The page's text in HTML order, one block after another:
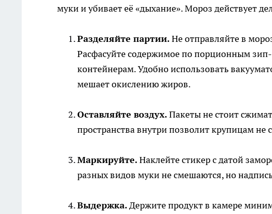
муки и убивает её «дыхание». Мороз действует
Разделяйте партии.Не отправляйте в
Расфасуйте содержимое по порционным
контейнерам. Удобно использовать
мешает окислению жиров.
Оставляйте воздух.Пакеты не стоит
пространства внутри позволит крупицам не
Маркируйте.Наклейте стикер с датой
разных видов муки не смешаются, но
Выдержка.Держите продукт в камере